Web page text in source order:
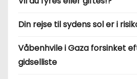
Din rejse til sydens sol er i
Våbenhvile i Gaza forsinket
gidselliste